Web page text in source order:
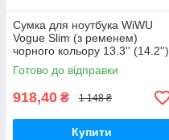
Сумка для ноутбука WiWU
Vogue Slim (з ременем)
чорного кольору 13.3'' (14.2'')
Готово до відправки
918,40 ₴ 1 148 ₴
Купити